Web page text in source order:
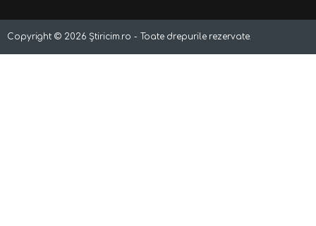
Copyright © 2026 Știricim.ro - Toate drepurile rezervate.